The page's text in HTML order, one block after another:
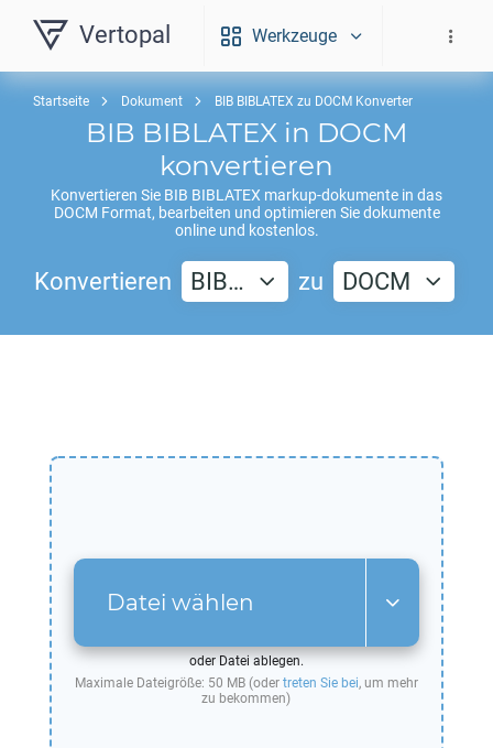
Vertopal Werkzeuge
Startseite Dokument BIB BIBLATEX zu DOCM Konverter
BIB BIBLATEXin DOCM
konvertieren
Konvertieren Sie BIB BIBLATEX markup-dokumente in das
DOCM Format, bearbeiten und optimieren Sie dokumente
online und kostenlos.
Konvertieren BIB… zu DOCM
Datei wählen
oder Datei ablegen.
Maximale Dateigröße: 50 MB (oder treten Sie bei, um mehr
zu bekommen)